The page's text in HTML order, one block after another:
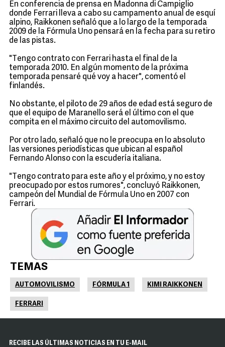
En conferencia de prensa en Madonna di Campiglio
donde Ferrari lleva a cabo su campamento anual de esquí
alpino, Raikkonen señaló que a lo largo de la temporada
2009 de la Fórmula Uno pensará en la fecha para su retiro
de las pistas.
"Tengo contrato con Ferrari hasta el final de la
temporada 2010. En algún momento de la próxima
temporada pensaré qué voy a hacer", comentó el
finlandés.
No obstante, el piloto de 29 años de edad está seguro de
que el equipo de Maranello será el último con el que
compita en el máximo circuito del automovilismo.
Por otro lado, señaló que no le preocupa en lo absoluto
las versiones periodísticas que ubican al español
Fernando Alonso con la escudería italiana.
"Tengo contrato para este año y el próximo, y no estoy
preocupado por estos rumores", concluyó Raikkonen,
campeón del Mundial de Fórmula Uno en 2007 con
Ferrari.
TEMAS
AUTOMOVILISMO FÓRMULA 1 KIMI RAIKKONEN
FERRARI
RECIBE LAS ÚLTIMAS NOTICIAS EN TU E-MAIL